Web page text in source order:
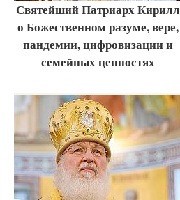
Святейший Патриарх Кирилл
о Божественном разуме, вере,
пандемии, цифровизации и
семейных ценностях